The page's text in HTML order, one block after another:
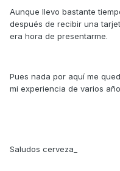
Aunque llevo bastante
después de recibir una
era hora de presentarme.
Pues nada por aquí me
mi experiencia de varios
Saludos cerveza_